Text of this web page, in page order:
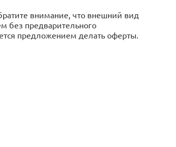
внимание, что внешний вид
без предварительного
предложением делать оферты.